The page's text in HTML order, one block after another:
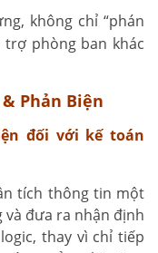
không chỉ “phán
trợ phòng ban khác
Phản Biện
đối với kế toán
tích thông tin một
và đưa ra nhận định
thay vì chỉ tiếp